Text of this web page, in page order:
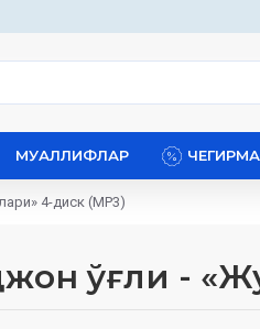
МУАЛЛИФЛАР
4-диск (МР3)
ўғли -